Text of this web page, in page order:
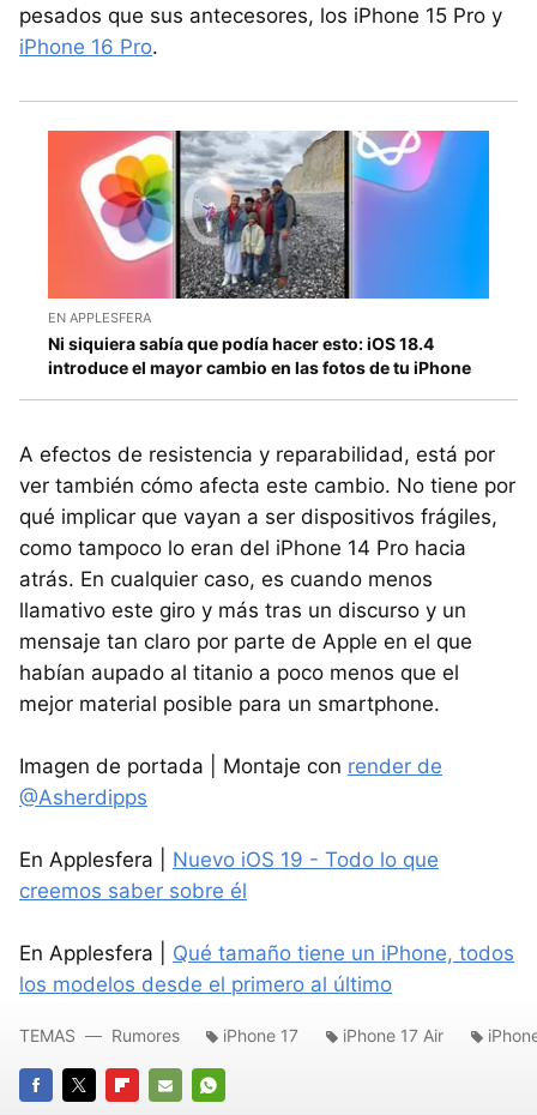
pesados que sus antecesores, los iPhone 15 Pro y
iPhone 16 Pro.
EN APPLESFERA
Ni siquiera sabía que podía hacer esto: iOS 18.4
introduce el mayor cambio en las fotos de tu iPhone
A efectos de resistencia y reparabilidad, está por
ver también cómo afecta este cambio. No tiene por
qué implicar que vayan a ser dispositivos frágiles,
como tampoco lo eran del iPhone 14 Pro hacia
atrás. En cualquier caso, es cuando menos
llamativo este giro y más tras un discurso y un
mensaje tan claro por parte de Apple en el que
habían aupado al titanio a poco menos que el
mejor material posible para un smartphone.
Imagen de portada | Montaje con render de
@Asherdipps
En Applesfera | Nuevo iOS 19 - Todo lo que
creemos saber sobre él
En Applesfera | Qué tamaño tiene un iPhone, todos
los modelos desde el primero al último
TEMAS Rumores iPhone 17 iPhone 17 Air